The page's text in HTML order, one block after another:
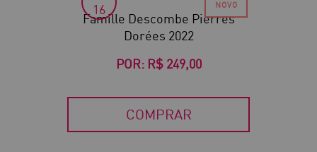
16
Famille Descombe Pierres
Dorées 2022
POR: R$ 249,00
COMPRAR